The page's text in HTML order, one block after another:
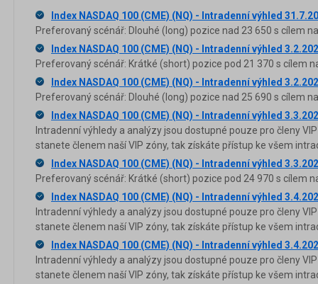
Index NASDAQ 100 (CME) (NQ) - Intradenní výhled
Preferovaný scénář: Dlouhé (long) pozice nad 23 650 s cílem
Index NASDAQ 100 (CME) (NQ) - Intradenní výhled
Preferovaný scénář: Krátké (short) pozice pod 21 370 s cílem
Index NASDAQ 100 (CME) (NQ) - Intradenní výhled
Preferovaný scénář: Dlouhé (long) pozice nad 25 690 s cílem
Index NASDAQ 100 (CME) (NQ) - Intradenní výhled
Intradenní výhledy a analýzy jsou dostupné pouze pro členy
stanete členem naší VIP zóny, tak získáte přístup ke všem
Index NASDAQ 100 (CME) (NQ) - Intradenní výhled
Preferovaný scénář: Krátké (short) pozice pod 24 970 s cílem
Index NASDAQ 100 (CME) (NQ) - Intradenní výhled
Intradenní výhledy a analýzy jsou dostupné pouze pro členy
stanete členem naší VIP zóny, tak získáte přístup ke všem
Index NASDAQ 100 (CME) (NQ) - Intradenní výhled
Intradenní výhledy a analýzy jsou dostupné pouze pro členy
stanete členem naší VIP zóny, tak získáte přístup ke všem